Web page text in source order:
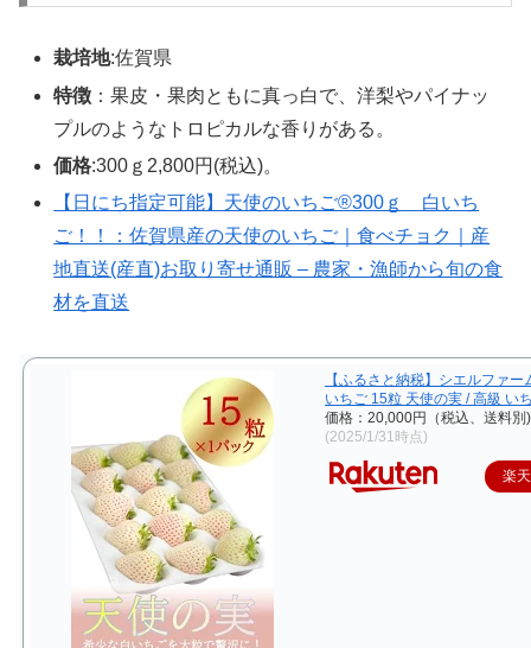
栽培地:佐賀県
特徴 ：果皮・果肉ともに真っ白で、洋梨やパイナッ
プルのようなトロピカルな香りがある。
価格:300ｇ2,800円(税込)。
【日にち指定可能】天使のいちご®︎300ｇ 白いち
ご！！：佐賀県産の天使のいちご｜食べチョク｜産
地直送(産直)お取り寄せ通販 – 農家・漁師から旬の食
材を直送
【ふるさと納税】シエルファー
いちご 15粒 天使の実 / 高級 い
価格：20,000円（税込、送料別)
(2025/1/31時点)
楽